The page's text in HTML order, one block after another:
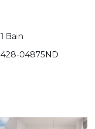
1 Bain
428-04875ND